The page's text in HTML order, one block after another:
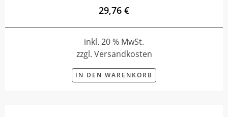
29,76 €
inkl. 20 % MwSt.
zzgl. Versandkosten
IN DEN WARENKORB